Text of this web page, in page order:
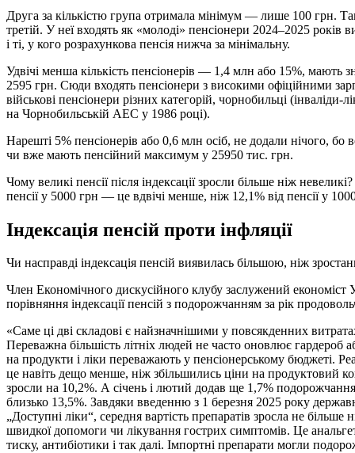
Друга за кількістю група отримала мінімум — лише 100 грн.
третій. У неї входять як «молоді» пенсіонери 2024–2025 років
і ті, у кого розрахункова пенсія нижча за мінімальну.
Удвічі менша кількість пенсіонерів — 1,4 млн або 15%, мають
2595 грн. Сюди входять пенсіонери з високими офіційними
військові пенсіонери різних категорій, чорнобильці (інваліди-
на Чорнобильській АЕС у 1986 році).
Нарешті 5% пенсіонерів або 0,6 млн осіб, не додали нічого,
чи вже мають пенсійний максимум у 25950 тис. грн.
Чому великі пенсії після індексації зросли більше ніж
пенсії у 5000 грн — це вдвічі менше, ніж 12,1% від пенсії у
Індексація пенсій проти інфляції
Чи насправді індексація пенсій виявилась більшою, ніж
Член Економічного дискусійного клубу заслужений
порівняння індексації пенсій з подорожчанням за рік
«Саме ці дві складові є найзначнішими у повсякденних
Переважна більшість літніх людей не часто оновлює
на продукти і ліки переважають у пенсіонерському бюджеті.
це навіть дещо менше, ніж збільшились ціни на продуктовий
зросли на 10,2%. А січень і лютий додав ще 1,7%
близько 13,5%. Завдяки введенню з 1 березня 2025 року
„Доступні ліки“, середня вартість препаратів зросла не
швидкої допомоги чи лікування гострих симптомів. Це
тиску, антибіотики і так далі. Імпортні препарати могли